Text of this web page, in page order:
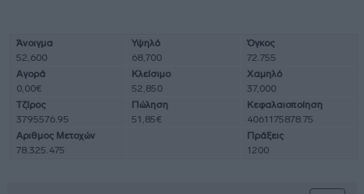
Άνοιγμα
52,600
Υψηλό
68,700
Όγκος
72.755
Αγορά
0,00€
Κλείσιμο
52,850
Χαμηλό
37,000
Τζίρος
3795576.95
Πώληση
51,85€
Κεφαλαιοποίηση
4061175878.75
Αριθμος Μετοχών
78.325.475
Πράξεις
1200